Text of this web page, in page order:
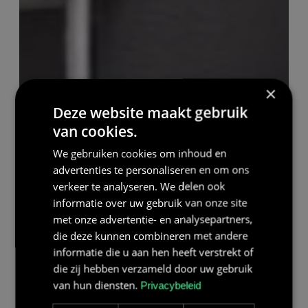
×
Deze website maakt gebruik
van cookies.
We gebruiken cookies om inhoud en
advertenties te personaliseren en om ons
verkeer te analyseren. We delen ook
informatie over uw gebruik van onze site
met onze advertentie- en analysepartners,
die deze kunnen combineren met andere
informatie die u aan hen heeft verstrekt of
die zij hebben verzameld door uw gebruik
van hun diensten. Privacybeleid